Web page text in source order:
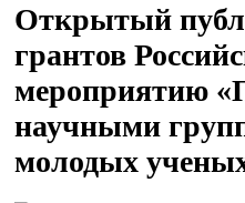
Открытый
грантов
мероприятию
научными
молодых